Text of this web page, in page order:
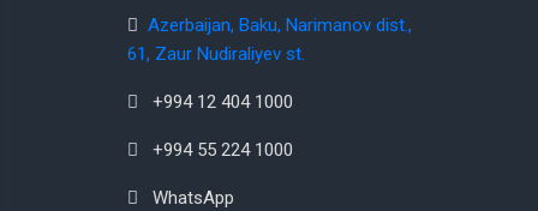
Azerbaijan, Baku, Narimanov dist.,
61, Zaur Nudiraliyev st.
+994 12 404 1000
+994 55 224 1000
WhatsApp